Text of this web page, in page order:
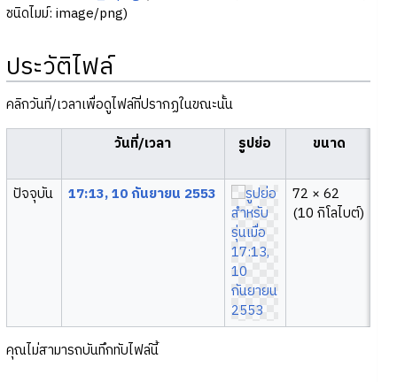
ชนิดไมม์: image/png)
ประวัติไฟล์
คลิกวันที่/เวลาเพื่อดูไฟล์ที่ปรากฏในขณะนั้น
วันที่/เวลา
รูปย่อ ขนาด
ปัจจุบัน 17:13, 10 กันยายน 2553
72 × 62
(10 กิโลไบต์)
คุณไม่สามารถบันทึกทับไฟล์นี้